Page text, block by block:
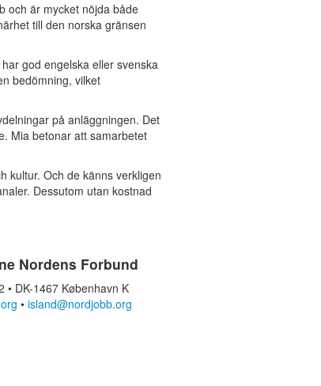
och är mycket nöjda både
till den norska gränsen
god engelska eller svenska
bedömning, vilket
på anläggningen. Det
Mia betonar att samarbetet
kultur. Och de känns verkligen
Dessutom utan kostnad
Nordens Forbund
• DK-1467 København K
• island@nordjobb.org